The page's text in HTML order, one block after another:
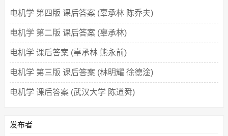
电机学 第四版 课后答案 (辜承林 陈乔夫)
电机学 第二版 课后答案 (辜承林)
电机学 课后答案 (辜承林 熊永前)
电机学 第三版 课后答案 (林明耀 徐德淦)
电机学 课后答案 (武汉大学 陈道舜)
发布者